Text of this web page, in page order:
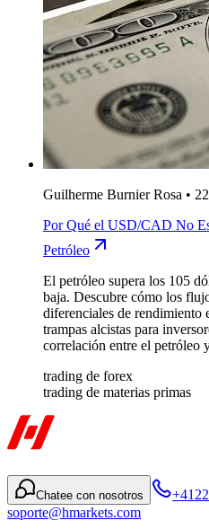
Guilherme Burnier Rosa •
Por Qué el USD/CAD No
Petróleo
El petróleo supera los 105
baja. Descubre cómo los
diferenciales de rendimiento
trampas alcistas para
correlación entre el petróleo
trading de forex
trading de materias primas
Chatee con nosotros
soporte@hmarkets.com